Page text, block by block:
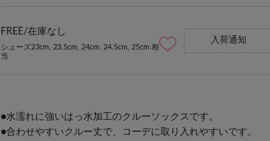
FREE/在庫なし
シューズ23cm, 23.5cm, 24cm, 24.5cm, 25cm 相
当
入荷通知
●水濡れに強いはっ水加工のクルーソックスです。
●合わせやすいクルー丈で、コーデに取り入れやすいです。